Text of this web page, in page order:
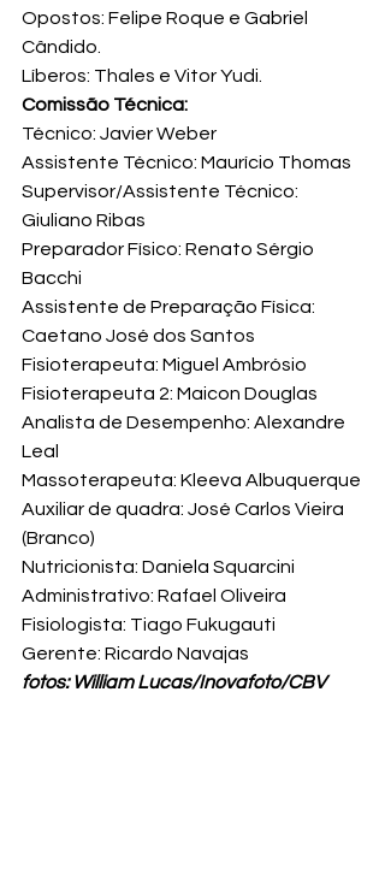
Opostos: Felipe Roque e Gabriel
Cândido.
Líberos: Thales e Vitor Yudi.
Comissão Técnica:
Técnico: Javier Weber
Assistente Técnico: Maurício Thomas
Supervisor/Assistente Técnico:
Giuliano Ribas
Preparador Físico: Renato Sérgio
Bacchi
Assistente de Preparação Física:
Caetano José dos Santos
Fisioterapeuta: Miguel Ambrósio
Fisioterapeuta 2: Maicon Douglas
Analista de Desempenho: Alexandre
Leal
Massoterapeuta: Kleeva Albuquerque
Auxiliar de quadra: José Carlos Vieira
(Branco)
Nutricionista: Daniela Squarcini
Administrativo: Rafael Oliveira
Fisiologista: Tiago Fukugauti
Gerente: Ricardo Navajas
fotos: William Lucas/Inovafoto/CBV